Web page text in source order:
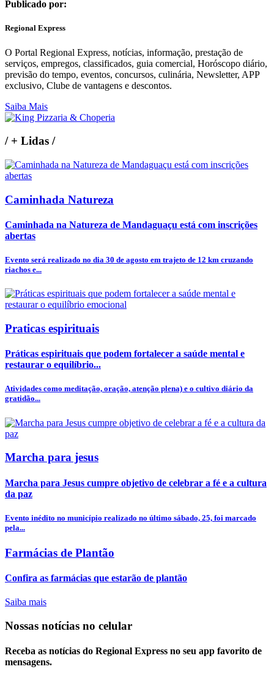
Publicado por:
Regional Express
O Portal Regional Express, notícias, informação, prestação de
serviços, empregos, classificados, guia comercial, Horóscopo diário,
previsão do tempo, eventos, concursos, culinária, Newsletter, APP
exclusivo, Clube de vantagens e descontos.
Saiba Mais
/+ Lidas /
Caminhada Natureza
Caminhada na Natureza de Mandaguaçu está com inscrições
abertas
Evento será realizado no dia 30 de agosto em trajeto de 12 km cruzando
riachos e...
Praticas espirituais
Práticas espirituais que podem fortalecer a saúde mental e
restaurar o equilíbrio...
Atividades como meditação, oração, atenção plena) e o cultivo diário da
gratidão...
Marcha para jesus
Marcha para Jesus cumpre objetivo de celebrar a fé e a cultura
da paz
Evento inédito no município realizado no último sábado, 25, foi marcado
pela...
Farmácias de Plantão
Confira as farmácias que estarão de plantão
Saiba mais
Nossas notícias no celular
Receba as notícias do Regional Express no seu app favorito de
mensagens.